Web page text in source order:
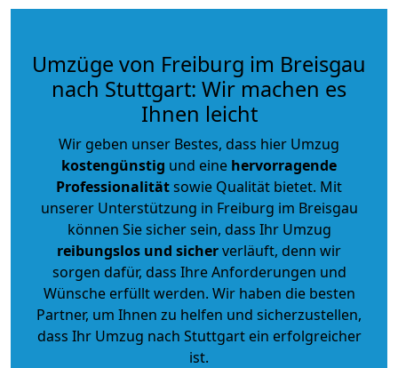
Umzüge von Freiburg im Breisgau
nach Stuttgart: Wir machen es
Ihnen leicht
Wir geben unser Bestes, dass hier Umzug
kostengünstig und eine hervorragende
Professionalitätsowie Qualität bietet. Mit
unserer Unterstützung in Freiburg im Breisgau
können Sie sicher sein, dass Ihr Umzug
reibungslos und sicherverläuft, denn wir
sorgen dafür, dass Ihre Anforderungen und
Wünsche erfüllt werden. Wir haben die besten
Partner, um Ihnen zu helfen und sicherzustellen,
dass Ihr Umzug nach Stuttgart ein erfolgreicher
ist.